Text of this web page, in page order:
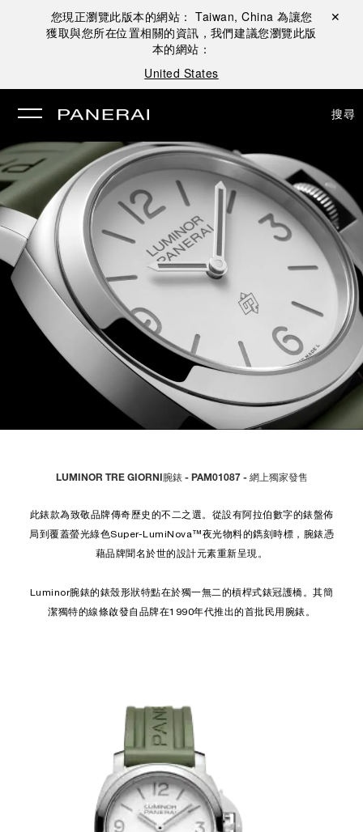
您現正瀏覽此版本的網站： Taiwan, China 為讓您
獲取與您所在位置相關的資訊，我們建議您瀏覽此版
本的網站：
United States
關閉 ✕
搜尋
LUMINOR TRE GIORNI腕錶 - PAM01087 - 網上獨家發售
此錶款為致敬品牌傳奇歷史的不二之選。從設有阿拉伯數字的錶盤佈
局到覆蓋螢光綠色Super-LumiNova™夜光物料的鐫刻時標，腕錶憑
藉品牌聞名於世的設計元素重新呈現。
Luminor腕錶的錶殼形狀特點在於獨一無二的槓桿式錶冠護橋。其簡
潔獨特的線條啟發自品牌在1990年代推出的首批民用腕錶。